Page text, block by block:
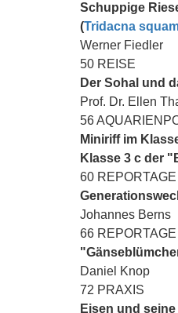
Schuppige
(Tridacna
Werner Fiedler
50 REISE
Der Sohal und
Prof. Dr. Ellen
56
Miniriff im
Klasse 3 c der
60 REPORTAGE
Johannes Berns
66 REPORTAGE
Daniel Knop
72 PRAXIS
Eisen und